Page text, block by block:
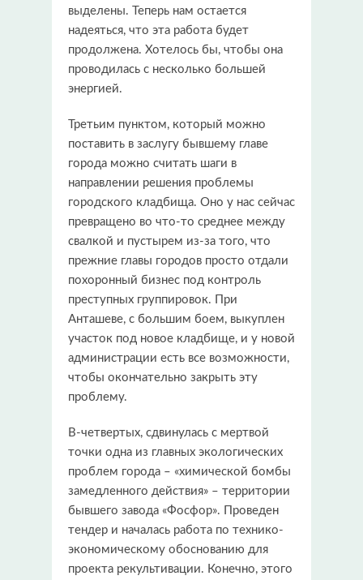
выделены. Теперь нам остается
надеяться, что эта работа будет
продолжена. Хотелось бы, чтобы она
проводилась с несколько большей
энергией.
Третьим пунктом, который можно
поставить в заслугу бывшему главе
города можно считать шаги в
направлении решения проблемы
городского кладбища. Оно у нас сейчас
превращено во что-то среднее между
свалкой и пустырем из-за того, что
прежние главы городов просто отдали
похоронный бизнес под контроль
преступных группировок. При
Анташеве, с большим боем, выкуплен
участок под новое кладбище, и у новой
администрации есть все возможности,
чтобы окончательно закрыть эту
проблему.
В-четвертых, сдвинулась с мертвой
точки одна из главных экологических
проблем города – «химической бомбы
замедленного действия» – территории
бывшего завода «Фосфор». Проведен
тендер и началась работа по технико-
экономическому обоснованию для
проекта рекультивации. Конечно, этого